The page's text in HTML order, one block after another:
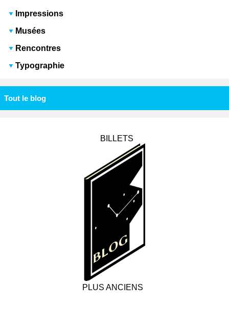
Impressions
Musées
Rencontres
Typographie
Tout le blog
BILLETS
PLUS ANCIENS